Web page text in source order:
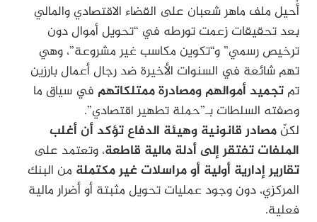
أُحيل ملف ماهر شعبان على القضاء الاقتصادي والمالي
بعد تحقيقات زعمت تورطه في “تحويل أموال دون
ترخيص رسمي” و“تكوين مكاسب غير مشروعة”، وهي
تهم شائعة في السنوات الأخيرة ضد رجال أعمال بارزين
تم تجميد أموالهم ومصادرة ممتلكاتهم في سياق ما
وصفته السلطات بـ”حملة تطهير اقتصادي”.
لكنّمصادر قانونية وهيئة الدفاع تؤكد أن أغلب
الملفات تفتقر إلى أدلة مالية قاطعة، وتعتمد على
تقارير إدارية أولية أو مراسلات غير مكتملة من البنك
المركزي، دون وجود عمليات تحويل مثبتة أو أضرار مالية
فعلية.